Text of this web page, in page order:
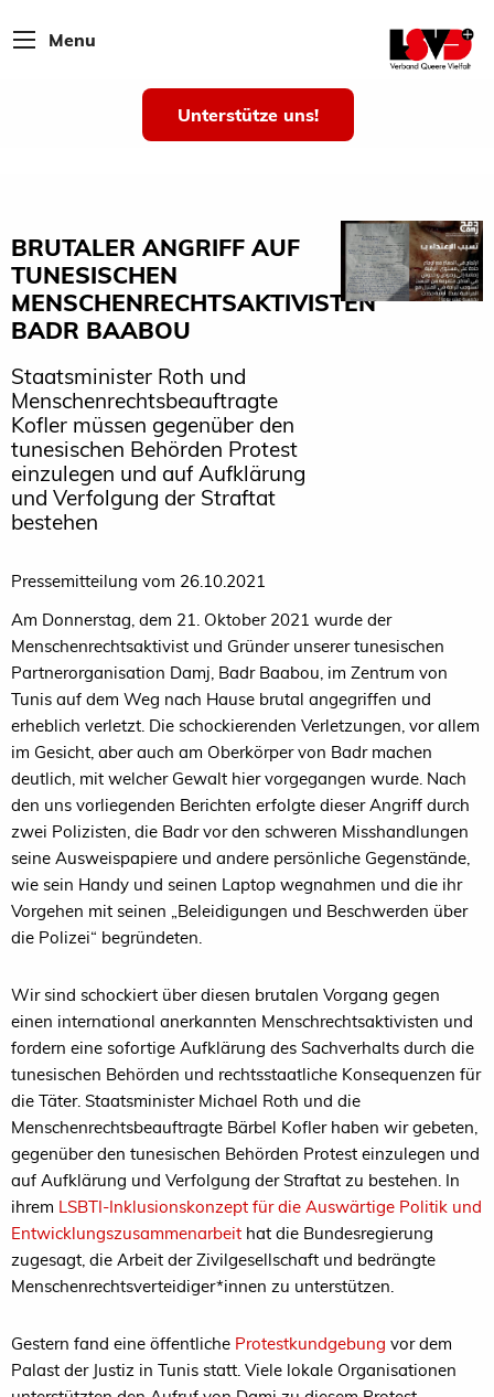
Menu
Unterstütze uns!
BRUTALER ANGRIFF AUF
TUNESISCHEN
MENSCHENRECHTSAKTIVISTEN
BADR BAABOU
Staatsminister Roth und
Menschenrechtsbeauftragte
Kofler müssen gegenüber den
tunesischen Behörden Protest
einzulegen und auf Aufklärung
und Verfolgung der Straftat
bestehen
Pressemitteilung vom 26.10.2021
Am Donnerstag, dem 21. Oktober 2021 wurde der
Menschenrechtsaktivist und Gründer unserer tunesischen
Partnerorganisation Damj, Badr Baabou, im Zentrum von
Tunis auf dem Weg nach Hause brutal angegriffen und
erheblich verletzt. Die schockierenden Verletzungen, vor allem
im Gesicht, aber auch am Oberkörper von Badr machen
deutlich, mit welcher Gewalt hier vorgegangen wurde. Nach
den uns vorliegenden Berichten erfolgte dieser Angriff durch
zwei Polizisten, die Badr vor den schweren Misshandlungen
seine Ausweispapiere und andere persönliche Gegenstände,
wie sein Handy und seinen Laptop wegnahmen und die ihr
Vorgehen mit seinen „Beleidigungen und Beschwerden über
die Polizei“ begründeten.
Wir sind schockiert über diesen brutalen Vorgang gegen
einen international anerkannten Menschrechtsaktivisten und
fordern eine sofortige Aufklärung des Sachverhalts durch die
tunesischen Behörden und rechtsstaatliche Konsequenzen für
die Täter. Staatsminister Michael Roth und die
Menschenrechtsbeauftragte Bärbel Kofler haben wir gebeten,
gegenüber den tunesischen Behörden Protest einzulegen und
auf Aufklärung und Verfolgung der Straftat zu bestehen. In
ihrem LSBTI-Inklusionskonzept für die Auswärtige Politik und
Entwicklungszusammenarbeit hat die Bundesregierung
zugesagt, die Arbeit der Zivilgesellschaft und bedrängte
Menschenrechtsverteidiger*innen zu unterstützen.
Gestern fand eine öffentliche Protestkundgebung vor dem
Palast der Justiz in Tunis statt. Viele lokale Organisationen